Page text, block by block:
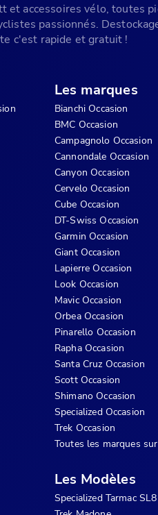
et accessoires vélo, toutes
passionnés.
c'est rapide et gratuit !
Les marques
Bianchi Occasion
BMC Occasion
Campagnolo Occasion
Cannondale Occasion
Canyon Occasion
Cervelo Occasion
Cube Occasion
DT-Swiss Occasion
Garmin Occasion
Giant Occasion
Lapierre Occasion
Look Occasion
Mavic Occasion
Orbea Occasion
Pinarello Occasion
Rapha Occasion
Santa Cruz Occasion
Scott Occasion
Shimano Occasion
Specialized Occasion
Trek Occasion
Toutes les marques
Les Modèles
Specialized Tarmac SL8